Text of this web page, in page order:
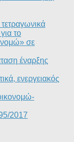
το
σε
έναρξης
ενεργειακός
2017